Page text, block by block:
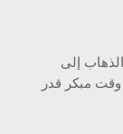
إلى
مبكر قدر